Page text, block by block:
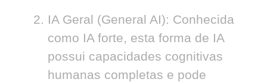
IA Geral (General AI): Conhecida
como IA forte, esta forma de IA
possui capacidades cognitivas
humanas completas e pode